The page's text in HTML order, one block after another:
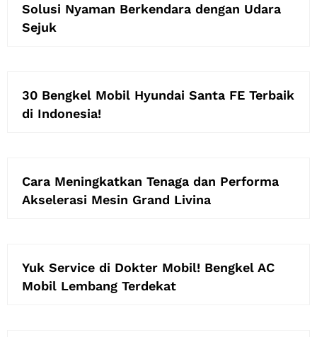
Solusi Nyaman Berkendara dengan Udara
Sejuk
30 Bengkel Mobil Hyundai Santa FE Terbaik
di Indonesia!
Cara Meningkatkan Tenaga dan Performa
Akselerasi Mesin Grand Livina
Yuk Service di Dokter Mobil! Bengkel AC
Mobil Lembang Terdekat